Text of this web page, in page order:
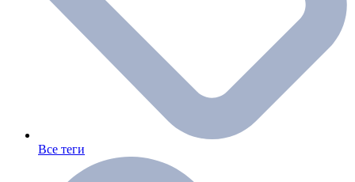
Все теги